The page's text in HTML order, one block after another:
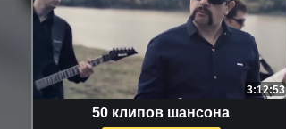
3:12:53
50 клипов шансона